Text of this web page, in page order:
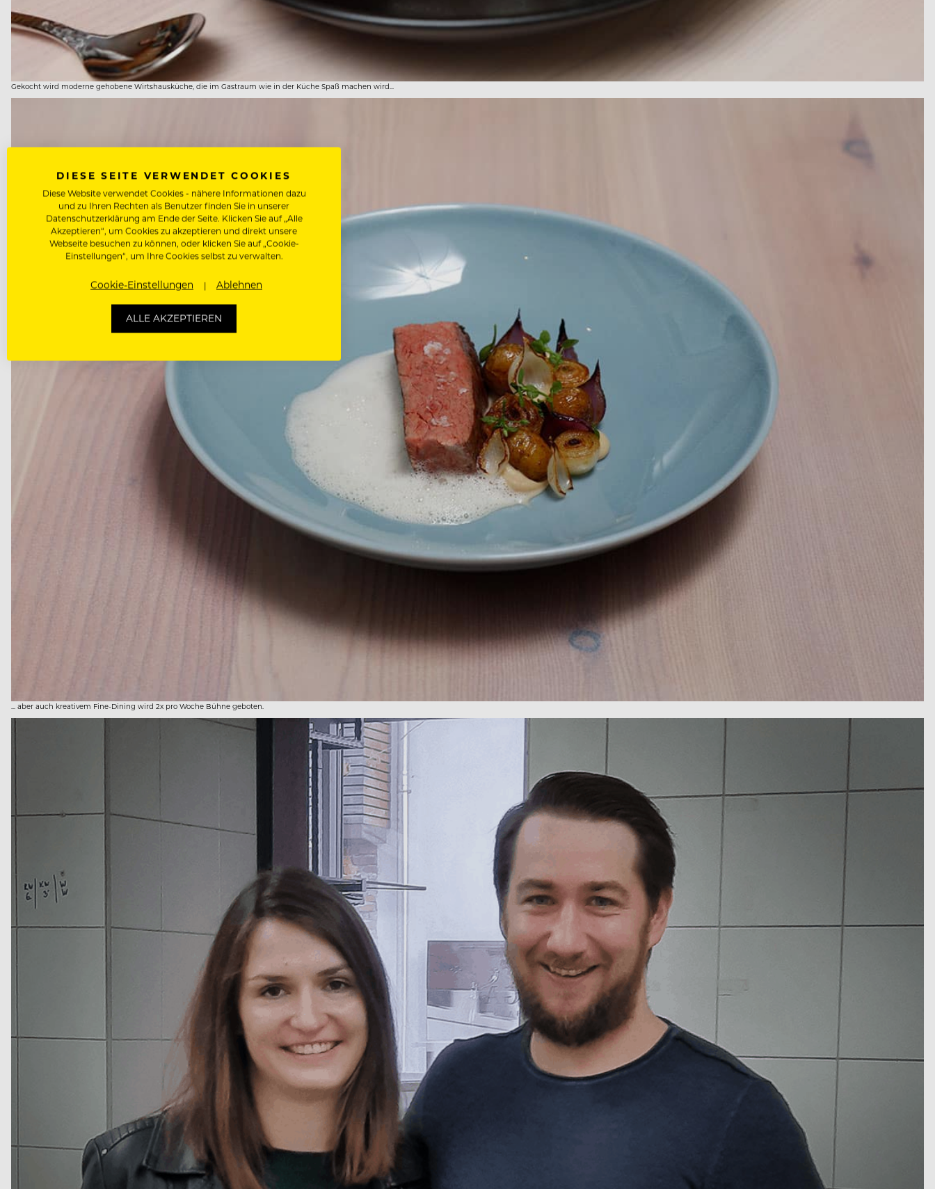
Gekocht wird moderne gehobene Wirtshausküche, die im Gastraum wie in der Küche Spaß machen wird...
... aber auch kreativem Fine-Dining wird 2x pro Woche Bühne geboten.
DIESE SEITE VERWENDET COOKIES
Diese Website verwendet Cookies - nähere Informationen dazu
und zu Ihren Rechten als Benutzer finden Sie in unserer
Datenschutzerklärung am Ende der Seite. Klicken Sie auf „Alle
Akzeptieren“, um Cookies zu akzeptieren und direkt unsere
Webseite besuchen zu können, oder klicken Sie auf „Cookie-
Einstellungen“, um Ihre Cookies selbst zu verwalten.
Cookie-Einstellungen Ablehnen
ALLE AKZEPTIEREN